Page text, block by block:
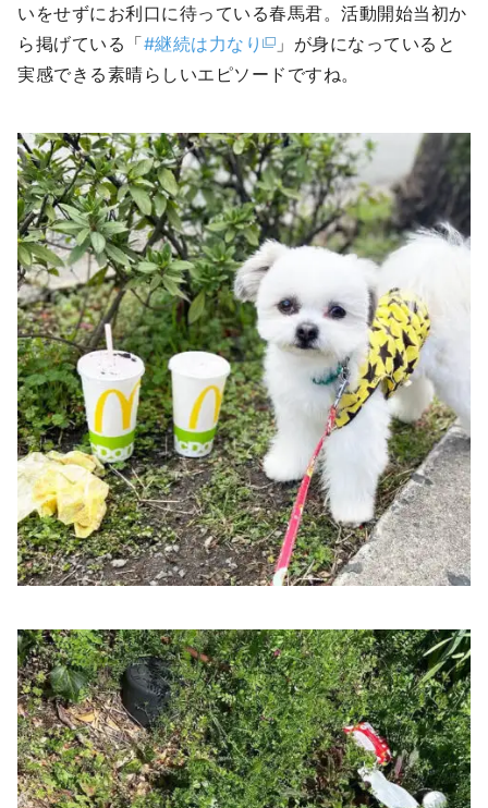
いをせずにお利口に待っている春馬君。活動開始当初か
ら掲げている「#継続は力なり
」が身になっていると
実感できる素晴らしいエピソードですね。